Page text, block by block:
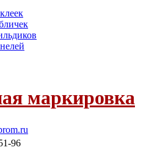
маркировка
96